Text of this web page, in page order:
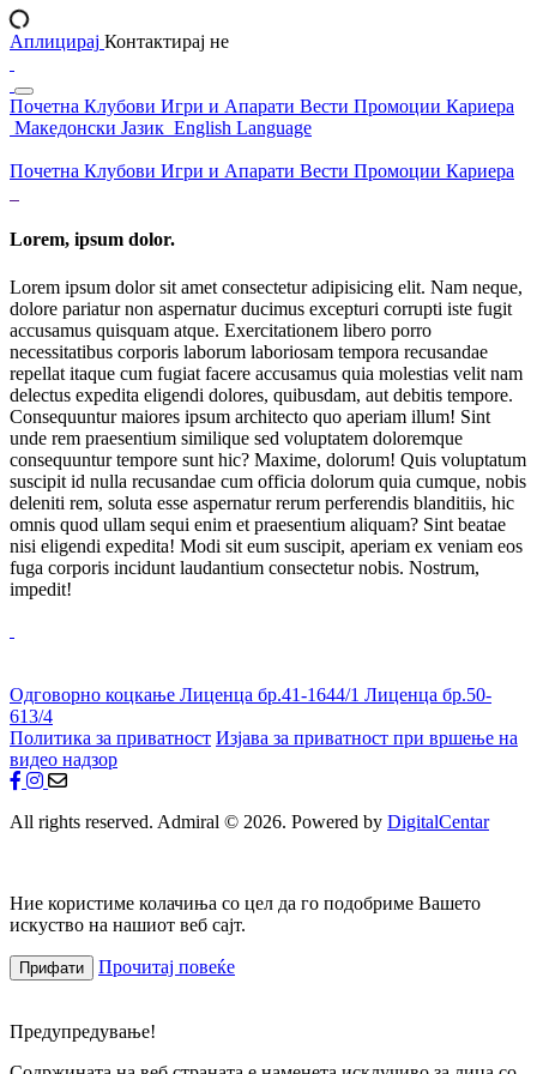
Аплицирај Контактирај не
Почетна Клубови Игри и Апарати Вести Промоции Кариера
Македонски Јазик English Language
Почетна Клубови Игри и Апарати Вести Промоции Кариера
Lorem, ipsum dolor.
Lorem ipsum dolor sit amet consectetur adipisicing elit. Nam neque,
dolore pariatur non aspernatur ducimus excepturi corrupti iste fugit
accusamus quisquam atque. Exercitationem libero porro
necessitatibus corporis laborum laboriosam tempora recusandae
repellat itaque cum fugiat facere accusamus quia molestias velit nam
delectus expedita eligendi dolores, quibusdam, aut debitis tempore.
Consequuntur maiores ipsum architecto quo aperiam illum! Sint
unde rem praesentium similique sed voluptatem doloremque
consequuntur tempore sunt hic? Maxime, dolorum! Quis voluptatum
suscipit id nulla recusandae cum officia dolorum quia cumque, nobis
deleniti rem, soluta esse aspernatur rerum perferendis blanditiis, hic
omnis quod ullam sequi enim et praesentium aliquam? Sint beatae
nisi eligendi expedita! Modi sit eum suscipit, aperiam ex veniam eos
fuga corporis incidunt laudantium consectetur nobis. Nostrum,
impedit!
Одговорно коцкање Лиценца бр.41-1644/1 Лиценца бр.50-
613/4
Политика за приватност Изјава за приватност при вршење на
видео надзор
All rights reserved. Admiral © 2026. Powered by DigitalCentar
Ние користиме колачиња со цел да го подобриме Вашето
искуство на нашиот веб сајт.
Прифати Прочитај повеќе
Предупредување!